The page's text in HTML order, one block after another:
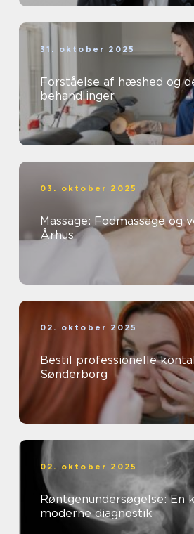
31. oktober 2025
Forståelse af hæshed og
behandlinger
03. oktober 2025
Massage: Fodmassage og
Århus
02. oktober 2025
Bestil professionelle
Sønderborg
02. oktober 2025
Røntgenundersøgelse: En
moderne diagnostik